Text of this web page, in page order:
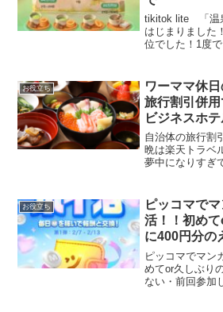
tikitok lite 「温
はじまりました
位でした！1度
が、ご連絡いた
ら...
お役立ち
ワーママ休
旅行割引併
ビジネスホ
「御宿 野乃
自治体の旅行割
晩は楽天トラベ
夢中になりすぎ
般的に週末は高
を変えた...
お役立ち
ピッコマで
活！！初め
に400円分の
る！（紹介
円のやり方
ピッコマでマン
めてor久しぶり
ない・前回参加